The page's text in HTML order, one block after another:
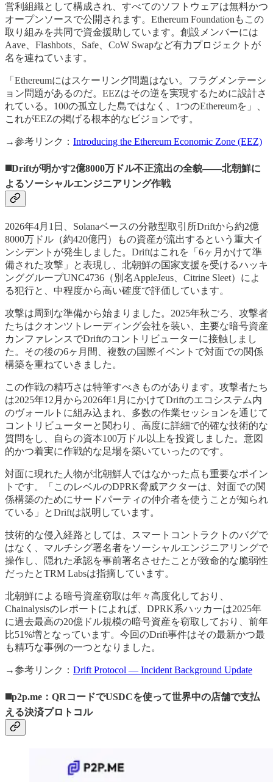
営利組織として構成され、すべてのソフトウェアは無料かつ
オープンソースで公開されます。Ethereum Foundationもこの
取り組みを共同で資金援助しています。創設メンバーには
Aave、Flashbots、Safe、CoW Swapなど有力プロジェクトが
名を連ねています。
「Ethereumにはスケーリング問題はない。フラグメンテーシ
ョン問題があるのだ。EEZはその逆を実現するために設計さ
れている。100の孤立した島ではなく、1つのEthereumを」、
これがEEZの掲げる根本的なビジョンです。
→参考リンク： Introducing the Ethereum Economic Zone (EEZ)
◼️Driftが明かす2億8000万ドル不正流出の全貌——北朝鮮に
よるソーシャルエンジニアリング作戦
2026年4月1日、Solanaベースの分散型取引所Driftから約2億
8000万ドル（約420億円）もの資産が流出するという重大イ
ンシデントが発生しました。Driftはこれを「6ヶ月かけて準
備された攻撃」と表現し、北朝鮮の国家支援を受けるハッキ
ンググループUNC4736（別名AppleJeus、Citrine Sleet）によ
る犯行と、中程度から高い確度で評価しています。
攻撃は周到な準備から始まりました。2025年秋ごろ、攻撃者
たちはクオンツトレーディング会社を装い、主要な暗号資産
カンファレンスでDriftのコントリビューターに接触しまし
た。その後の6ヶ月間、複数の国際イベントで対面での関係
構築を重ねていきました。
この作戦の精巧さは特筆すべきものがあります。攻撃者たち
は2025年12月から2026年1月にかけてDriftのエコシステム内
のヴォールトに組み込まれ、多数の作業セッションを通じて
コントリビューターと関わり、高度に詳細で的確な技術的な
質問をし、自らの資本100万ドル以上を投資しました。意図
的かつ着実に作戦的な足場を築いていったのです。
対面に現れた人物が北朝鮮人ではなかった点も重要なポイン
トです。「このレベルのDPRK脅威アクターは、対面での関
係構築のためにサードパーティの仲介者を使うことが知られ
ている」とDriftは説明しています。
技術的な侵入経路としては、スマートコントラクトのバグで
はなく、マルチシグ署名者をソーシャルエンジニアリングで
操作し、隠れた承認を事前署名させたことが致命的な脆弱性
だったとTRM Labsは指摘しています。
北朝鮮による暗号資産窃取は年々高度化しており、
Chainalysisのレポートによれば、DPRK系ハッカーは2025年
に過去最高の20億ドル規模の暗号資産を窃取しており、前年
比51%増となっています。今回のDrift事件はその最新かつ最
も精巧な事例の一つとなりました。
→参考リンク： Drift Protocol — Incident Background Update
◼️p2p.me：QRコードでUSDCを使って世界中の店舗で支払
える決済プロトコル